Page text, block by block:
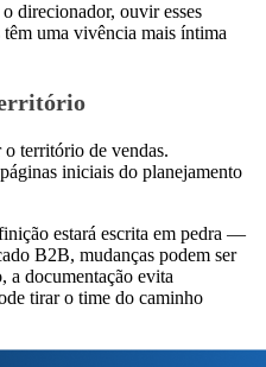
direcionador, ouvir esses
uma vivência mais íntima
território de vendas.
iniciais do planejamento
estará escrita em pedra —
B2B, mudanças podem ser
a documentação evita
tirar o time do caminho